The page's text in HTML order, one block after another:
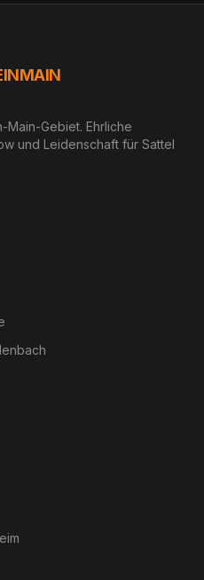
Main-Gebiet. Ehrliche
und Leidenschaft für Sattel